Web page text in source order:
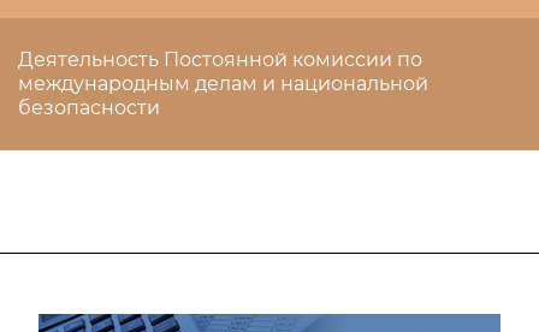
Деятельность Постоянной комиссии по
международным делам и национальной
безопасности